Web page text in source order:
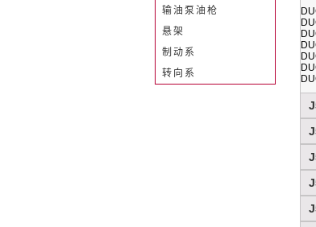
输油泵油枪
悬架
制动系
转向系